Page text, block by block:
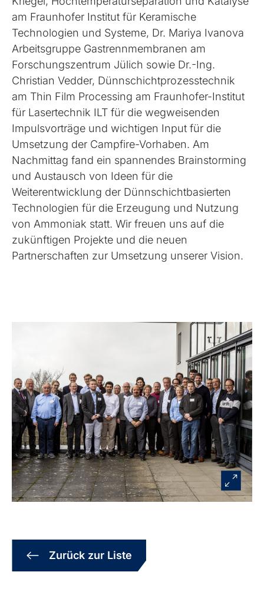
am Fraunhofer Institut für Keramische
Technologien und Systeme, Dr. Mariya Ivanova
Arbeitsgruppe Gastrennmembranen am
Forschungszentrum Jülich sowie Dr.-Ing.
Christian Vedder, Dünnschichtprozesstechnik
am Thin Film Processing am Fraunhofer-Institut
für Lasertechnik ILT für die wegweisenden
Impulsvorträge und wichtigen Input für die
Umsetzung der Campfire-Vorhaben. Am
Nachmittag fand ein spannendes Brainstorming
und Austausch von Ideen für die
Weiterentwicklung der Dünnschichtbasierten
Technologien für die Erzeugung und Nutzung
von Ammoniak statt. Wir freuen uns auf die
zukünftigen Projekte und die neuen
Partnerschaften zur Umsetzung unserer Vision.
Zurück zur Liste